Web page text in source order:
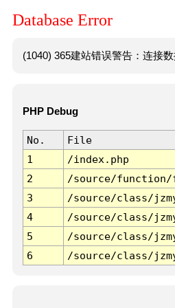
Database Error
(1040) 365建站错误警告：连接
PHP Debug
No. File
1
/index.php
2
/source/function/
3
/source/class/
4
/source/class/
5
/source/class/
6
/source/class/